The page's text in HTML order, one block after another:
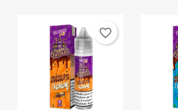
favorite_border